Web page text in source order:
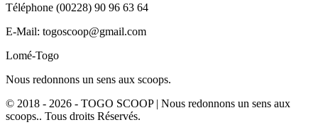
Téléphone (00228) 90 96 63 64
E-Mail: togoscoop@gmail.com
Lomé-Togo
Nous redonnons un sens aux scoops.
© 2018 - 2026 - TOGO SCOOP | Nous redonnons un sens aux
scoops.. Tous droits Réservés.